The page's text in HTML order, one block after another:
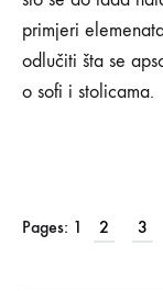
16/02/2019
SHARE
EKSPERIMENTIŠETE
primjeri
odlučiti šta se
o sofi i stolicama.
Pages: 1 2 3